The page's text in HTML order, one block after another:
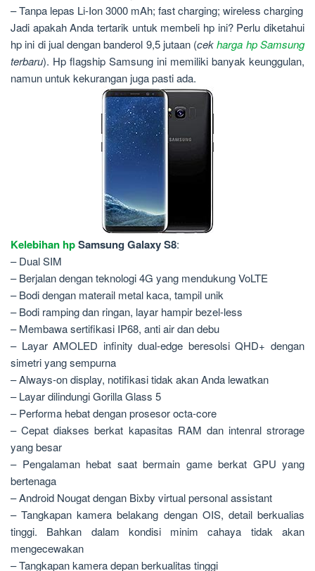
– Tanpa lepas Li-Ion 3000 mAh; fast charging; wireless charging
Jadi apakah Anda tertarik untuk membeli hp ini? Perlu diketahui
hp ini di jual dengan banderol 9,5 jutaan (cekharga hp Samsung
terbaru). Hp flagship Samsung ini memiliki banyak keunggulan,
namun untuk kekurangan juga pasti ada.
Kelebihan hpSamsung Galaxy S8:
– Dual SIM
– Berjalan dengan teknologi 4G yang mendukung VoLTE
– Bodi dengan materail metal kaca, tampil unik
– Bodi ramping dan ringan, layar hampir bezel-less
– Membawa sertifikasi IP68, anti air dan debu
– Layar AMOLED infinity dual-edge beresolsi QHD+ dengan
simetri yang sempurna
– Always-on display, notifikasi tidak akan Anda lewatkan
– Layar dilindungi Gorilla Glass 5
– Performa hebat dengan prosesor octa-core
– Cepat diakses berkat kapasitas RAM dan intenral strorage
yang besar
– Pengalaman hebat saat bermain game berkat GPU yang
bertenaga
– Android Nougat dengan Bixby virtual personal assistant
– Tangkapan kamera belakang dengan OIS, detail berkualias
tinggi. Bahkan dalam kondisi minim cahaya tidak akan
mengecewakan
– Tangkapan kamera depan berkualitas tinggi